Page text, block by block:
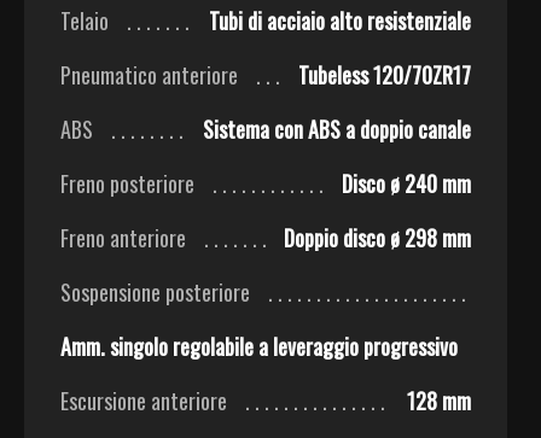
Telaio
Tubi di acciaio alto resistenziale
Pneumatico anteriore
Tubeless 120/70ZR17
ABS
Sistema con ABS a doppio canale
Freno posteriore
Disco ø 240 mm
Freno anteriore
Doppio disco ø 298 mm
Sospensione posteriore
Amm. singolo regolabile a leveraggio progressivo
Escursione anteriore
128 mm